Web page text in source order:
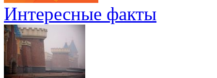
Интересные факты